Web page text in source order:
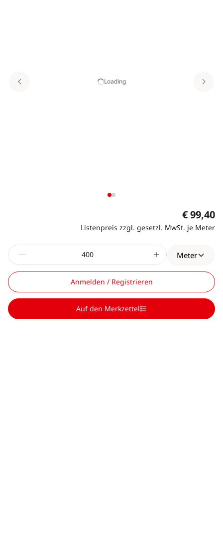
Loading
€ 99,40
Listenpreis zzgl. gesetzl. MwSt. je Meter
Meter
Anmelden / Registrieren
Auf den Merkzettel